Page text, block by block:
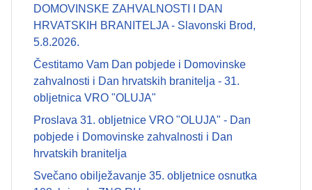
DOMOVINSKE ZAHVALNOSTI I DAN
HRVATSKIH BRANITELJA - Slavonski Brod,
5.8.2026.
Čestitamo Vam Dan pobjede i Domovinske
zahvalnosti i Dan hrvatskih branitelja - 31.
obljetnica VRO "OLUJA"
Proslava 31. obljetnice VRO "OLUJA" - Dan
pobjede i Domovinske zahvalnosti i Dan
hrvatskih branitelja
Svečano obilježavanje 35. obljetnice osnutka